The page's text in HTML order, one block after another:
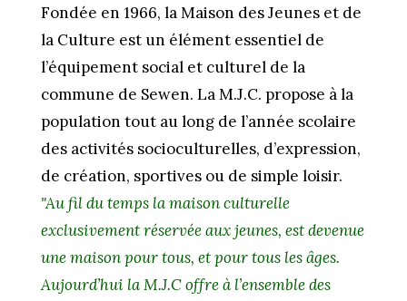
Fondée en 1966, la Maison des Jeunes et de
la Culture est un élément essentiel de
l’équipement social et culturel de la
commune de Sewen. La M.J.C. propose à la
population tout au long de l’année scolaire
des activités socioculturelles, d’expression,
de création, sportives ou de simple loisir.
"Au fil du temps la maison culturelle
exclusivement réservée aux jeunes, est devenue
une maison pour tous, et pour tous les âges.
Aujourd’hui la M.J.C offre à l’ensemble des